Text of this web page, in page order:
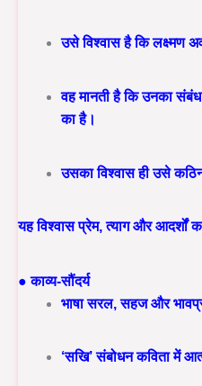
उसे विश्वास है कि लक्ष्मण
वह मानती है कि उनका
का है।
उसका विश्वास ही उसे
यह विश्वास प्रेम, त्याग और आदर्शों
● काव्य-सौंदर्य
भाषा सरल, सहज और
‘सखि’ संबोधन कविता में